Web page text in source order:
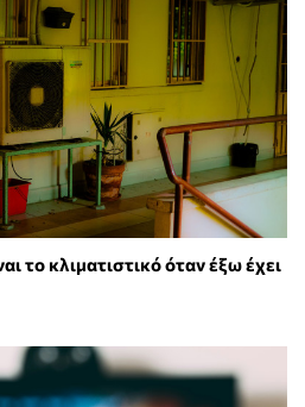
το κλιματιστικό όταν έξω έχει